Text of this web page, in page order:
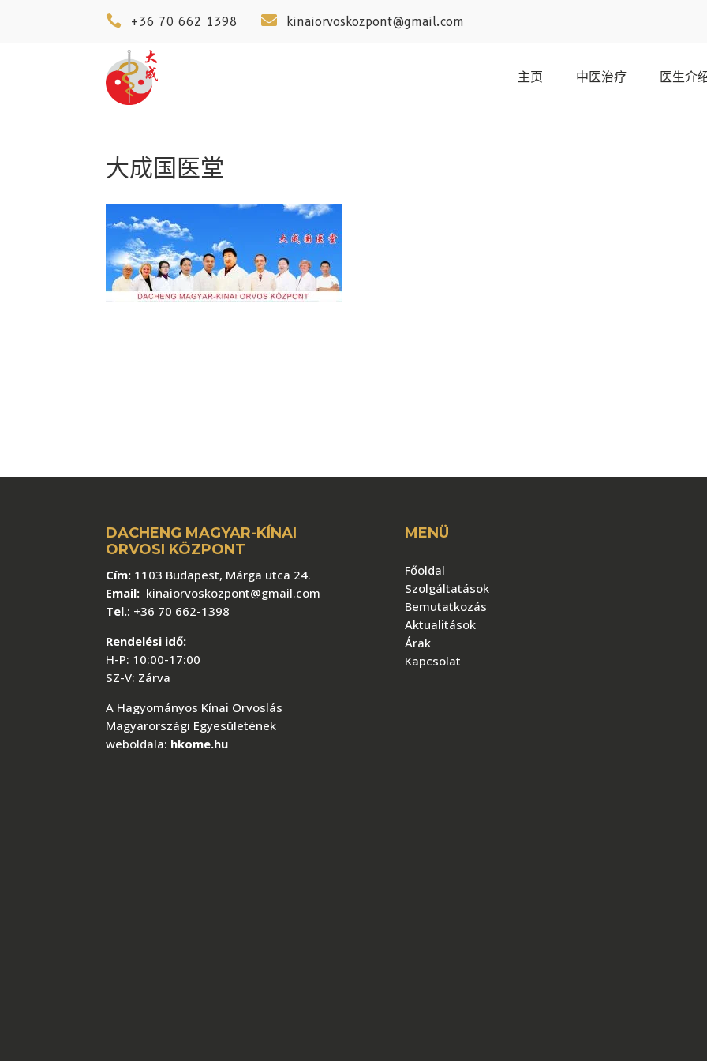
 +36 70 662 1398  kinaiorvoskozpont@gmail.com
主页 中医治疗 医生介
大成国医堂
DACHENG MAGYAR-KÍNAI
ORVOSI KÖZPONT
Cím: 1103 Budapest, Márga utca 24.
Email: kinaiorvoskozpont@gmail.com
Tel.: +36 70 662-1398
Rendelési idő:
H-P: 10:00-17:00
SZ-V: Zárva
A Hagyományos Kínai Orvoslás
Magyarországi Egyesületének
weboldala: hkome.hu
MENÜ
Főoldal
Szolgáltatások
Bemutatkozás
Aktualitások
Árak
Kapcsolat